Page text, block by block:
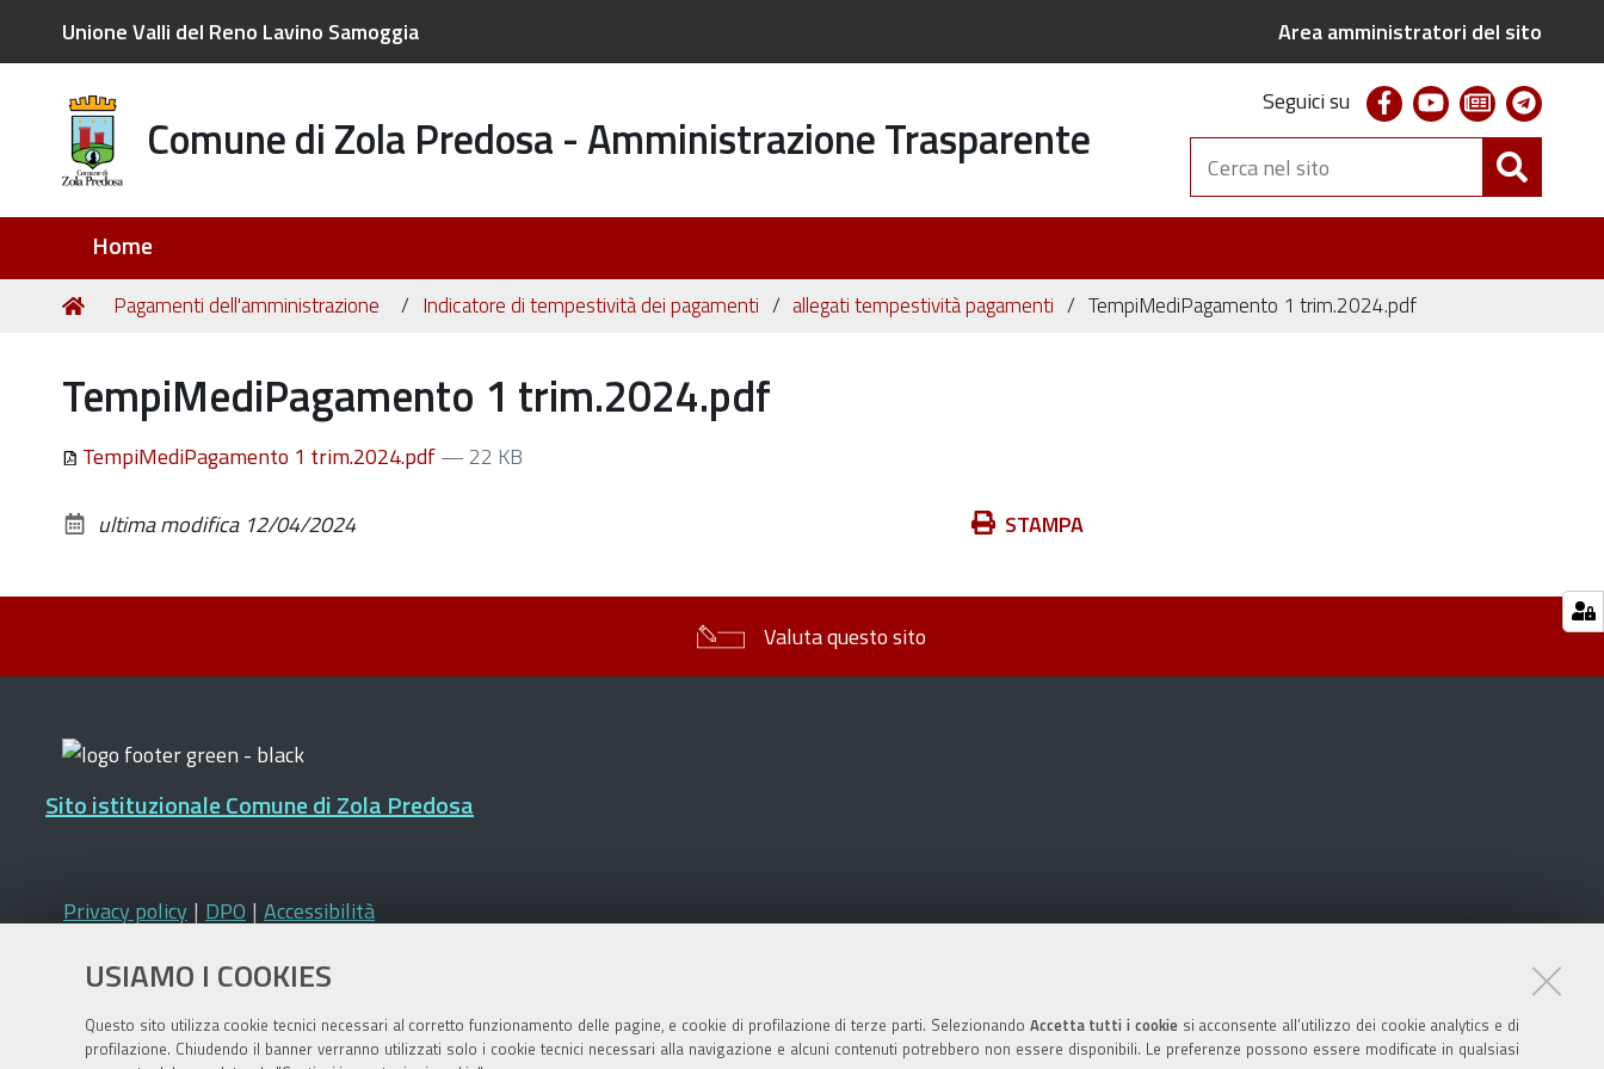
USIAMO I COOKIES
Questo sito utilizza cookie tecnici necessari al corretto funzionamento delle pagine, e cookie di profilazione di terze parti. Selezionando Accetta tutti i cookiesi acconsente all’utilizzo dei cookie analytics e di
profilazione. Chiudendo il banner verranno utilizzati solo i cookie tecnici necessari alla navigazione e alcuni contenuti potrebbero non essere disponibili. Le preferenze possono essere modificate in qualsiasi
Unione Valli del Reno Lavino Samoggia Area amministratori del sito
Comune di Zola Predosa - Amministrazione Trasparente
Seguici su facebookyoutubenewsletter
Cerca
nel
sito
Home
Tu
Home
Pagamenti dell'amministrazione Indicatore di tempestività dei pagamenti allegati tempestività pagamenti TempiMediPagamento 1 trim.2024.pdf
TempiMediPagamento 1 trim.2024.pdf
TempiMediPagamento 1 trim.2024.pdf— 22 KB
Azioni STAMPA
ultima modifica 12/04/2024
Valuta questo sito
Sito istituzionale Comune di Zola Predosa
Privacy policy | DPO | Accessibilità